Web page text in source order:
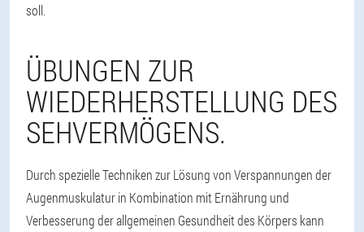
soll.
ÜBUNGEN ZUR
WIEDERHERSTELLUNG DES
SEHVERMÖGENS.
Durch spezielle Techniken zur Lösung von Verspannungen der
Augenmuskulatur in Kombination mit Ernährung und
Verbesserung der allgemeinen Gesundheit des Körpers kann